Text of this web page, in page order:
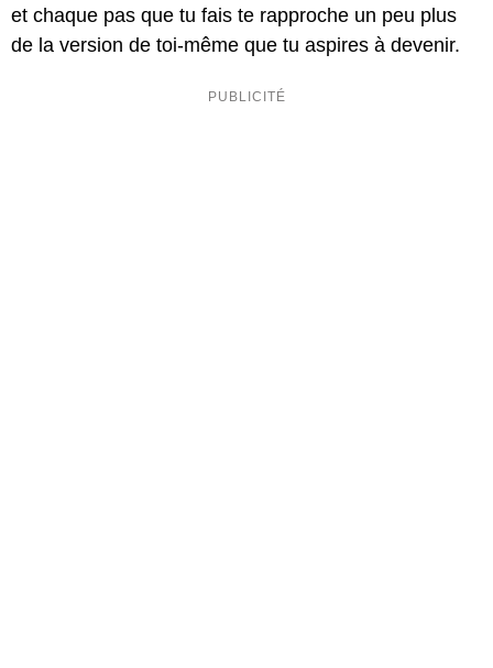
et chaque pas que tu fais te rapproche un peu plus
de la version de toi-même que tu aspires à devenir.